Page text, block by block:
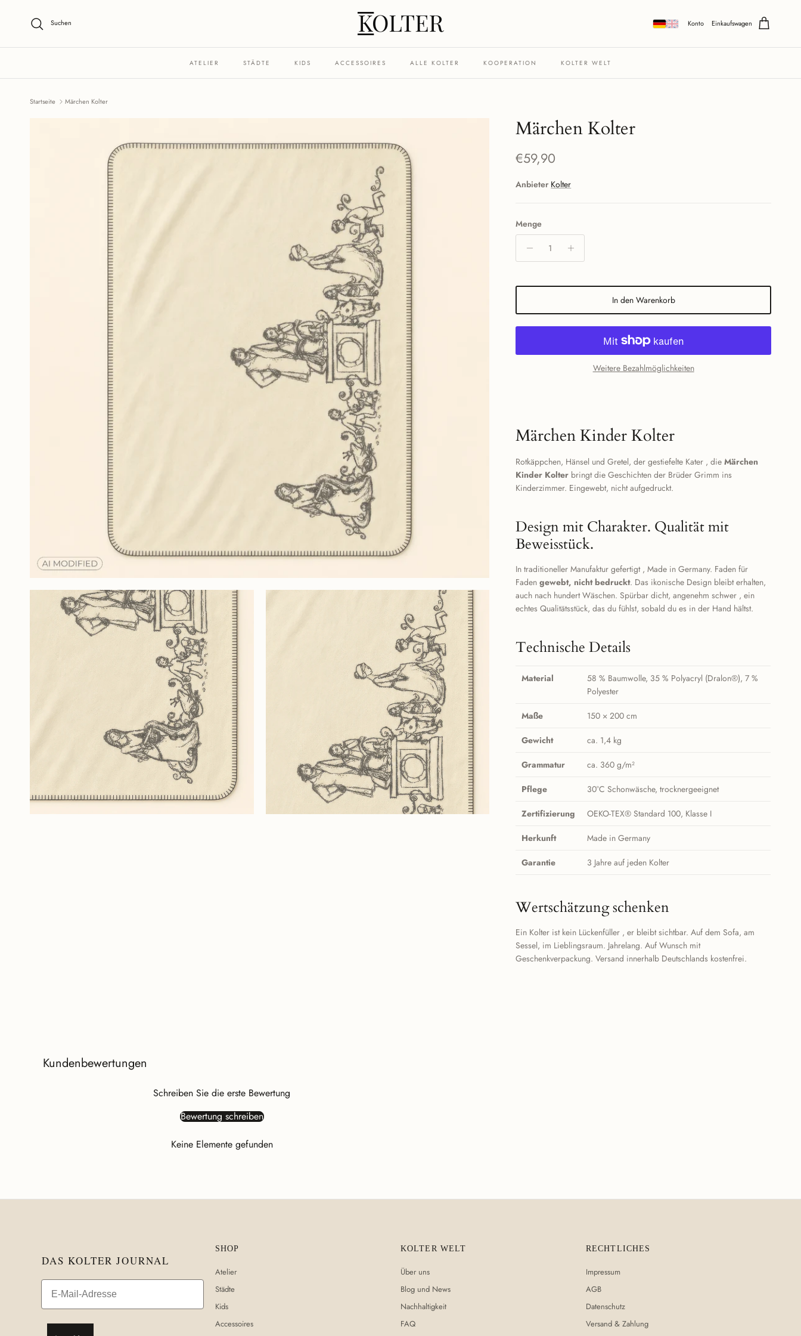
Suchen Konto Einkaufswagen
ATELIER STÄDTE KIDS ACCESSOIRES ALLE KOLTER KOOPERATION KOLTER WELT
Startseite Märchen Kolter
Märchen Kolter
Normaler Preis
€59,90
Anbieter Kolter
Menge
In den Warenkorb
Weitere Bezahlmöglichkeiten
Märchen Kinder Kolter
Rotkäppchen, Hänsel und Gretel, der gestiefelte Kater , dieMärchen
Kinder Kolter bringt die Geschichten der Brüder Grimm ins
Kinderzimmer. Eingewebt, nicht aufgedruckt.
Design mit Charakter. Qualität mit
Beweisstück.
In traditioneller Manufaktur gefertigt , Made in Germany. Faden für
Fadengewebt, nicht bedruckt. Das ikonische Design bleibt erhalten,
auch nach hundert Wäschen. Spürbar dicht, angenehm schwer , ein
echtes Qualitätsstück, das du fühlst, sobald du es in der Hand hältst.
Technische Details
Material
58 % Baumwolle, 35 % Polyacryl (Dralon®), 7 %
Polyester
Maße 150 × 200 cm
Gewicht ca. 1,4 kg
Grammatur ca. 360 g/m²
Pflege 30°C Schonwäsche, trocknergeeignet
Zertifizierung OEKO-TEX® Standard 100, Klasse I
Herkunft Made in Germany
Garantie 3 Jahre auf jeden Kolter
Wertschätzung schenken
Ein Kolter ist kein Lückenfüller , er bleibt sichtbar. Auf dem Sofa, am
Sessel, im Lieblingsraum. Jahrelang. Auf Wunsch mit
Geschenkverpackung. Versand innerhalb Deutschlands kostenfrei.
Kundenbewertungen
Schreiben Sie die erste Bewertung
Bewertung schreiben
Keine Elemente gefunden
DAS KOLTER JOURNAL
Email
SHOP
Atelier
Städte
Kids
Accessoires
KOLTER WELT
Über uns
Blog und News
Nachhaltigkeit
FAQ
RECHTLICHES
Impressum
AGB
Datenschutz
Versand & Zahlung